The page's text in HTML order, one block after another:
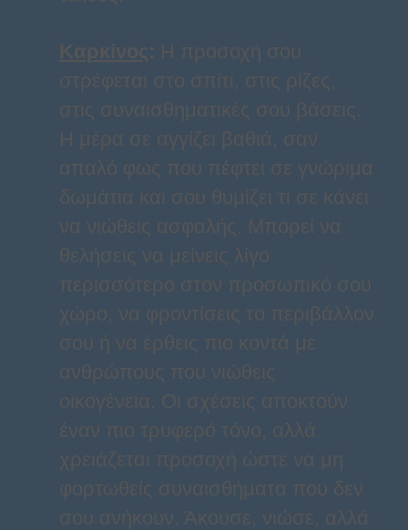
Καρκίνος: Η προσοχή σου
στρέφεται στο σπίτι, στις ρίζες,
στις συναισθηματικές σου βάσεις.
Η μέρα σε αγγίζει βαθιά, σαν
απαλό φως που πέφτει σε γνώριμα
δωμάτια και σου θυμίζει τι σε κάνει
να νιώθεις ασφαλής. Μπορεί να
θελήσεις να μείνεις λίγο
περισσότερο στον προσωπικό σου
χώρο, να φροντίσεις το περιβάλλον
σου ή να έρθεις πιο κοντά με
ανθρώπους που νιώθεις
οικογένεια. Οι σχέσεις αποκτούν
έναν πιο τρυφερό τόνο, αλλά
χρειάζεται προσοχή ώστε να μη
φορτωθείς συναισθήματα που δεν
σου ανήκουν. Άκουσε, νιώσε, αλλά